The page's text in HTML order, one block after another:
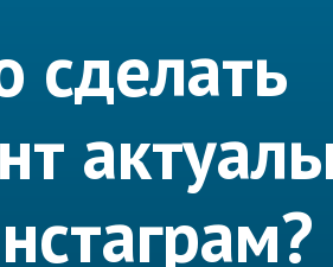
сделать